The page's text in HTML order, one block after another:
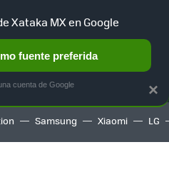
AUTO TERRITORIO
Samsung Xiaomi LG
×
Xataka MX en Google
fuente preferida
cuenta de Google